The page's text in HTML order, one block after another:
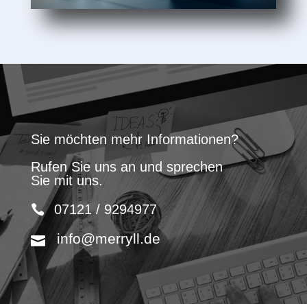
Sie möchten mehr Informationen?
Rufen Sie uns an und sprechen
Sie mit uns.
07121 / 9294977
info@merryll.de